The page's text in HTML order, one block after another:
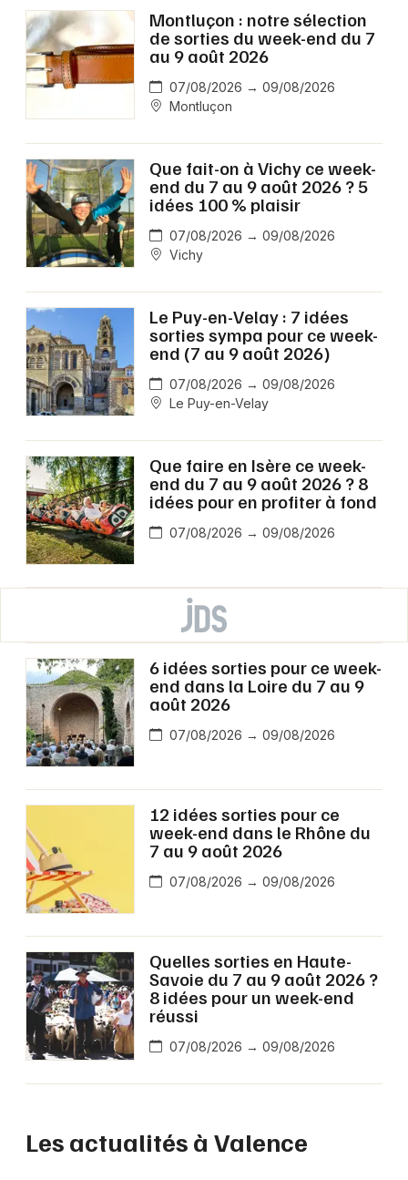
Montluçon : notre sélection
de sorties du week-end du 7
au 9 août 2026
07/08/2026 → 09/08/2026
Montluçon
Que fait-on à Vichy ce week-
end du 7 au 9 août 2026 ? 5
idées 100 % plaisir
07/08/2026 → 09/08/2026
Vichy
Le Puy-en-Velay : 7 idées
sorties sympa pour ce week-
end (7 au 9 août 2026)
07/08/2026 → 09/08/2026
Le Puy-en-Velay
Que faire en Isère ce week-
end du 7 au 9 août 2026 ? 8
idées pour en profiter à fond
07/08/2026 → 09/08/2026
6 idées sorties pour ce week-
end dans la Loire du 7 au 9
août 2026
07/08/2026 → 09/08/2026
12 idées sorties pour ce
week-end dans le Rhône du
7 au 9 août 2026
07/08/2026 → 09/08/2026
Quelles sorties en Haute-
Savoie du 7 au 9 août 2026 ?
8 idées pour un week-end
réussi
07/08/2026 → 09/08/2026
Les actualités à Valence